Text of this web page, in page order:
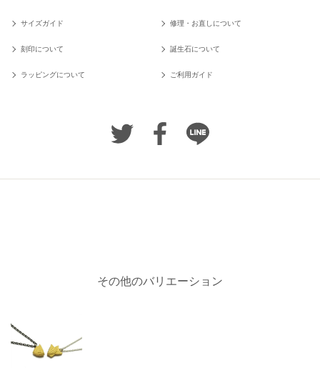
サイズガイド 修理・お直しについて
刻印について 誕生石について
ラッピングについて ご利用ガイド
その他のバリエーション